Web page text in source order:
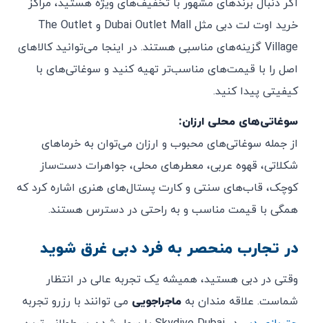
اگر دنبال برندهای مشهور با تخفیف‌های ویژه هستید، مراکز
خرید اوت لت دبی مثل Dubai Outlet Mall و The Outlet
Village گزینه‌های مناسبی هستند. در اینجا می‌توانید کالاهای
اصل را با قیمت‌های مناسب‌تر تهیه کنید و سوغاتی‌های با
کیفیتی پیدا کنید.
سوغاتی‌های محلی ارزان:
از جمله سوغاتی‌های محبوب و ارزان می‌توان به خرماهای
شکلاتی، قهوه عربی، معطرهای محلی، جواهرات دست‌ساز
کوچک، قاب‌های سنتی و کارت پستال‌های هنری اشاره کرد که
همگی با قیمت مناسب و به راحتی در دسترس هستند.
در تجارب منحصر به فرد دبی غرق شوید
وقتی در دبی هستید، همیشه یک تجربه عالی در انتظار
شماست. علاقه مندان به ماجراجویی می توانند با رزرو تجربه